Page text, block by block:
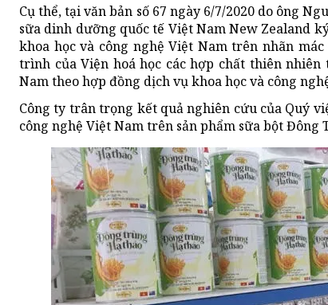
Cụ thể, tại văn bản số 67 ngày 6/7/2020 do ông
sữa dinh dưỡng quốc tế Việt Nam New Zealand
khoa học và công nghệ Việt Nam trên nhãn
trình của Viện hoá học các hợp chất thiên
Nam theo hợp đồng dịch vụ khoa học và công
Công ty trân trọng kết quả nghiên cứu của Quý
công nghệ Việt Nam trên sản phẩm sữa bột Đông